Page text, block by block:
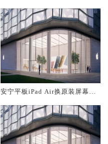
安宁平板iPad Air换原装屏幕服